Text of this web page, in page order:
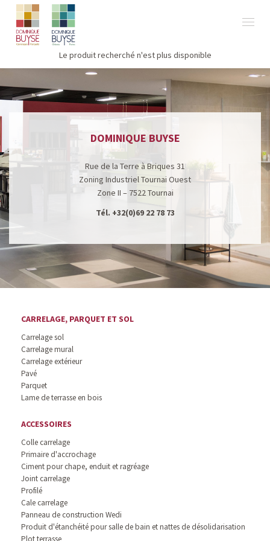
Le produit recherché n'est plus disponible
DOMINIQUE BUYSE
Rue de la Terre à Briques 31
Zoning Industriel Tournai Ouest
Zone II – 7522 Tournai
Tél. +32(0)69 22 78 73
CARRELAGE, PARQUET ET SOL
Carrelage sol
Carrelage mural
Carrelage extérieur
Pavé
Parquet
Lame de terrasse en bois
ACCESSOIRES
Colle carrelage
Primaire d'accrochage
Ciment pour chape, enduit et ragréage
Joint carrelage
Profilé
Cale carrelage
Panneau de construction Wedi
Produit d'étanchéité pour salle de bain et nattes de désolidarisation
Plot terrasse